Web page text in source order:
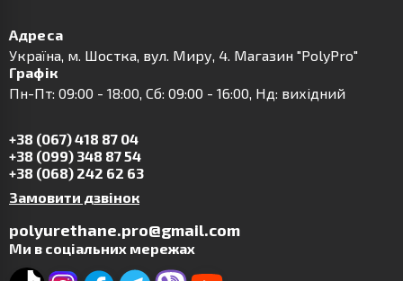
Адреса
Українa, м. Шостка, вул. Миру, 4. Магазин "PolyPro"
Графік
Пн-Пт: 09:00 - 18:00, Сб: 09:00 - 16:00, Нд: вихідний
+38 (067) 418 87 04
+38 (099) 348 87 54
+38 (068) 242 62 63
Замовити дзвінок
polyurethane.pro@gmail.com
Ми в соціальних мережах